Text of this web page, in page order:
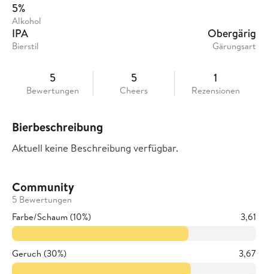
5%
Alkohol
IPA
Bierstil
Obergärig
Gärungsart
5
Bewertungen
5
Cheers
1
Rezensionen
Bierbeschreibung
Aktuell keine Beschreibung verfügbar.
Community
5 Bewertungen
Farbe/Schaum (10%)
3,61
Geruch (30%) 3,67